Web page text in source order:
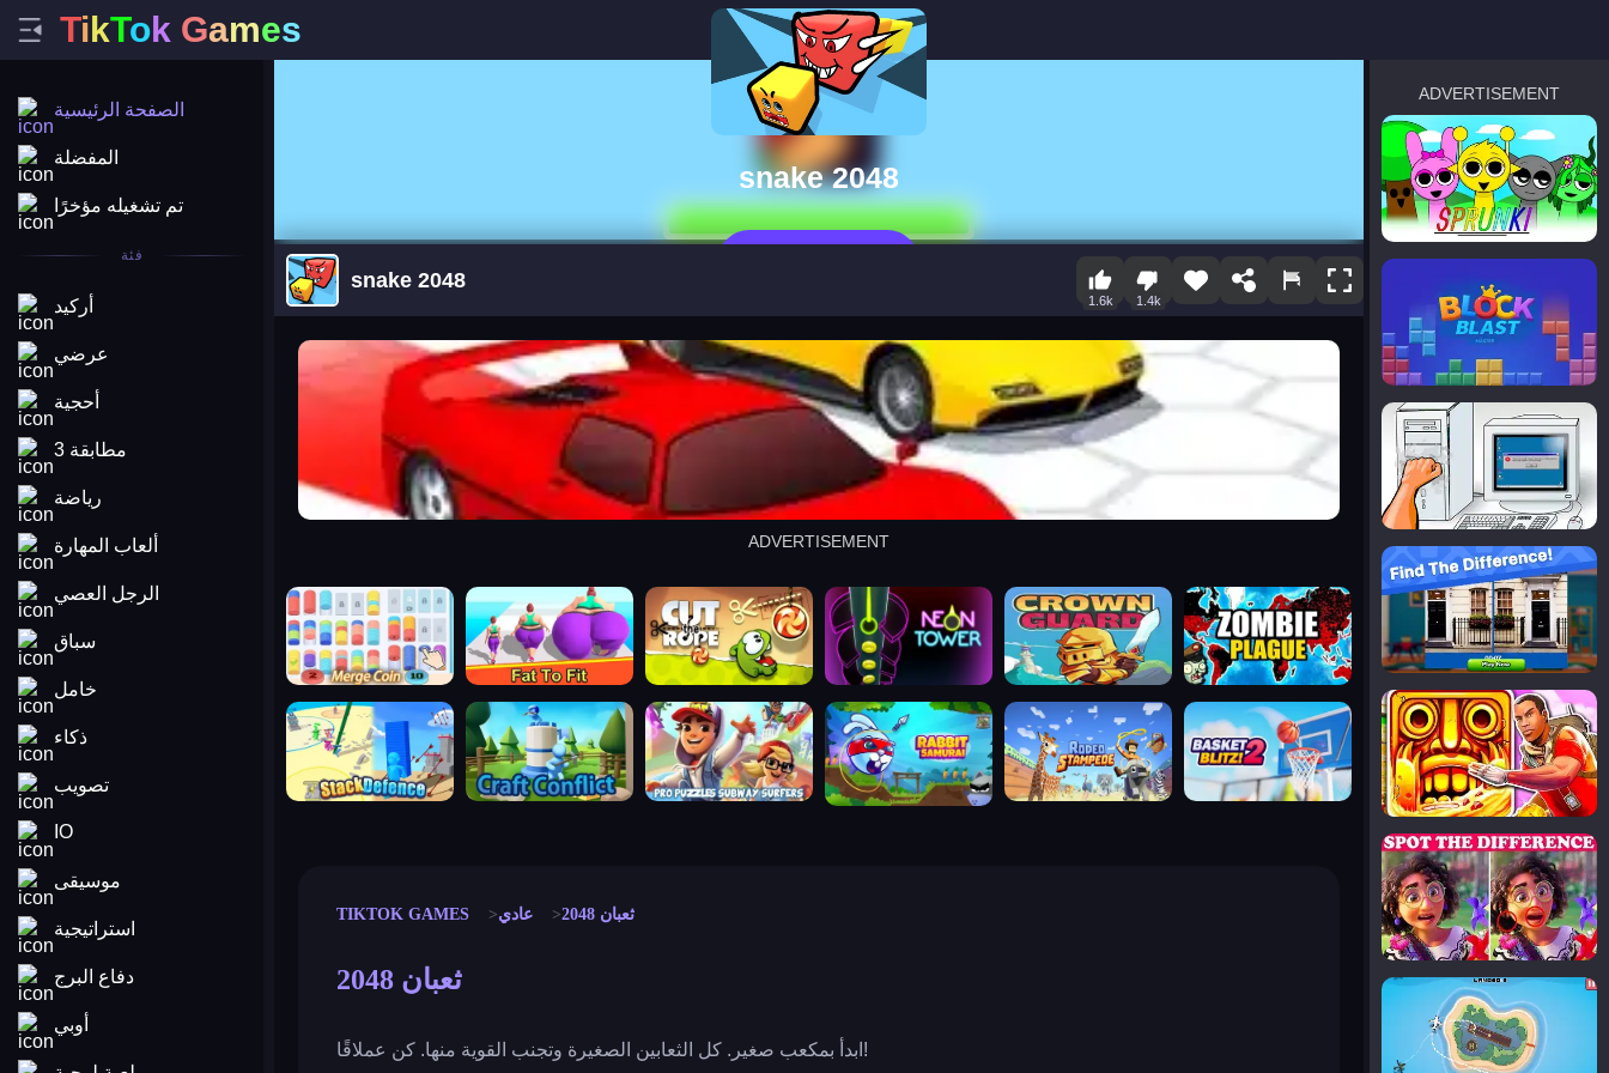
TikTok Games
الصفحة الرئيسية
المفضلة
تم تشغيله مؤخرًا
فئة
أركيد
عرضي
أحجية
مطابقة 3
رياضة
ألعاب المهارة
الرجل العصي
سباق
خامل
ذكاء
تصويب
IO
موسيقى
استراتيجية
دفاع البرج
أوبي
snake 2048
snake 2048
1.6k 1.4k
arena king
ADVERTISEMENT
merge coin fat to fit cut the rope neon tower crown guard zombie plague
stack defence craft conflict subway surfers rabbit samurai rodeo stampede basket blitz
TIKTOK GAMES عادي ثعبان 2048
ثعبان 2048
ابدأ بمكعب صغير. كل الثعابين الصغيرة وتجنب القوية منها. كن عملاقًا!
ADVERTISEMENT
sprunki
Blocky Blast!
smash it
notice the difference
temple run 2
spot the differences
silly sky